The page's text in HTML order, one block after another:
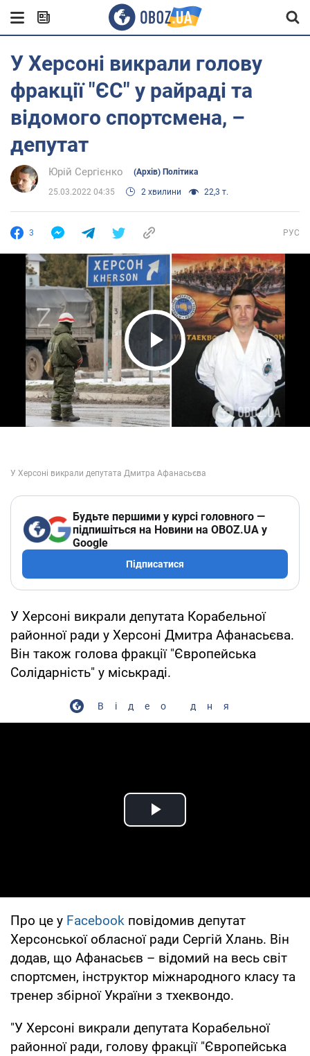
У Херсоні викрали голову
фракції "ЄС" у райраді та
відомого спортсмена, –
депутат
Юрій Сергієнко (Архів) Політика
25.03.2022 04:35 2 хвилини 22,3 т.
3 РУС
Play Video
Будьте першими у курсі головного —
підпишіться на Новини на OBOZ.UA у
Google
Підписатися
У Херсоні викрали депутата Корабельної
районної ради у Херсоні Дмитра Афанасьєва.
Він також голова фракції "Європейська
Солідарність" у міськраді.
Відео дня
Play Video
Про це у Facebook повідомив депутат
Херсонської обласної ради Сергій Хлань. Він
додав, що Афанасьєв – відомий на весь світ
спортсмен, інструктор міжнародного класу та
тренер збірної України з тхеквондо.
"У Херсоні викрали депутата Корабельної
районної ради, голову фракції "Європейська